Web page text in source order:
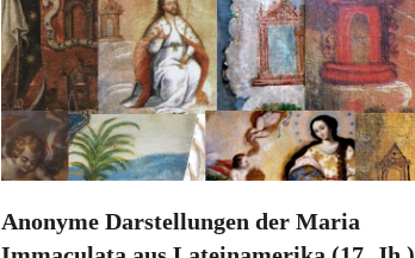
Anonyme Darstellungen der Maria